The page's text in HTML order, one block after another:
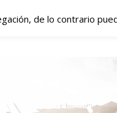
de lo contrario